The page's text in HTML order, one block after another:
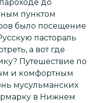
до
пунктом
было посещение
пастораль
а вот где
Путешествие по
и комфортным
мусульманских
в Нижнем